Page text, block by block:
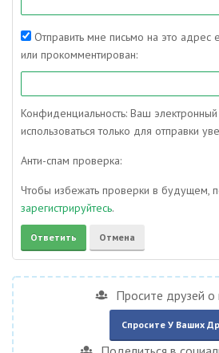
Отправить мне письмо на это адрес
или прокомментирован:
Конфиденциальность: Ваш
использоваться только для отправки
Анти-спам проверка:
Чтобы избежать проверки в будущем,
зарегистрируйтесь.
Просите друзей
Спросите У Ваших